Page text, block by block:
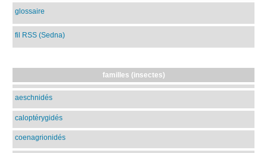
glossaire
fil RSS (Sedna)
familles (insectes)
aeschnidés
caloptérygidés
coenagrionidés